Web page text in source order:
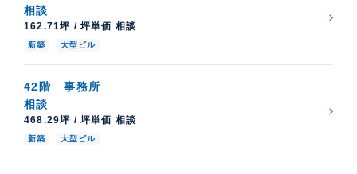
相談
162.71坪 / 坪単価 相談
新築 大型ビル
42階事務所
相談
468.29坪 / 坪単価 相談
新築 大型ビル